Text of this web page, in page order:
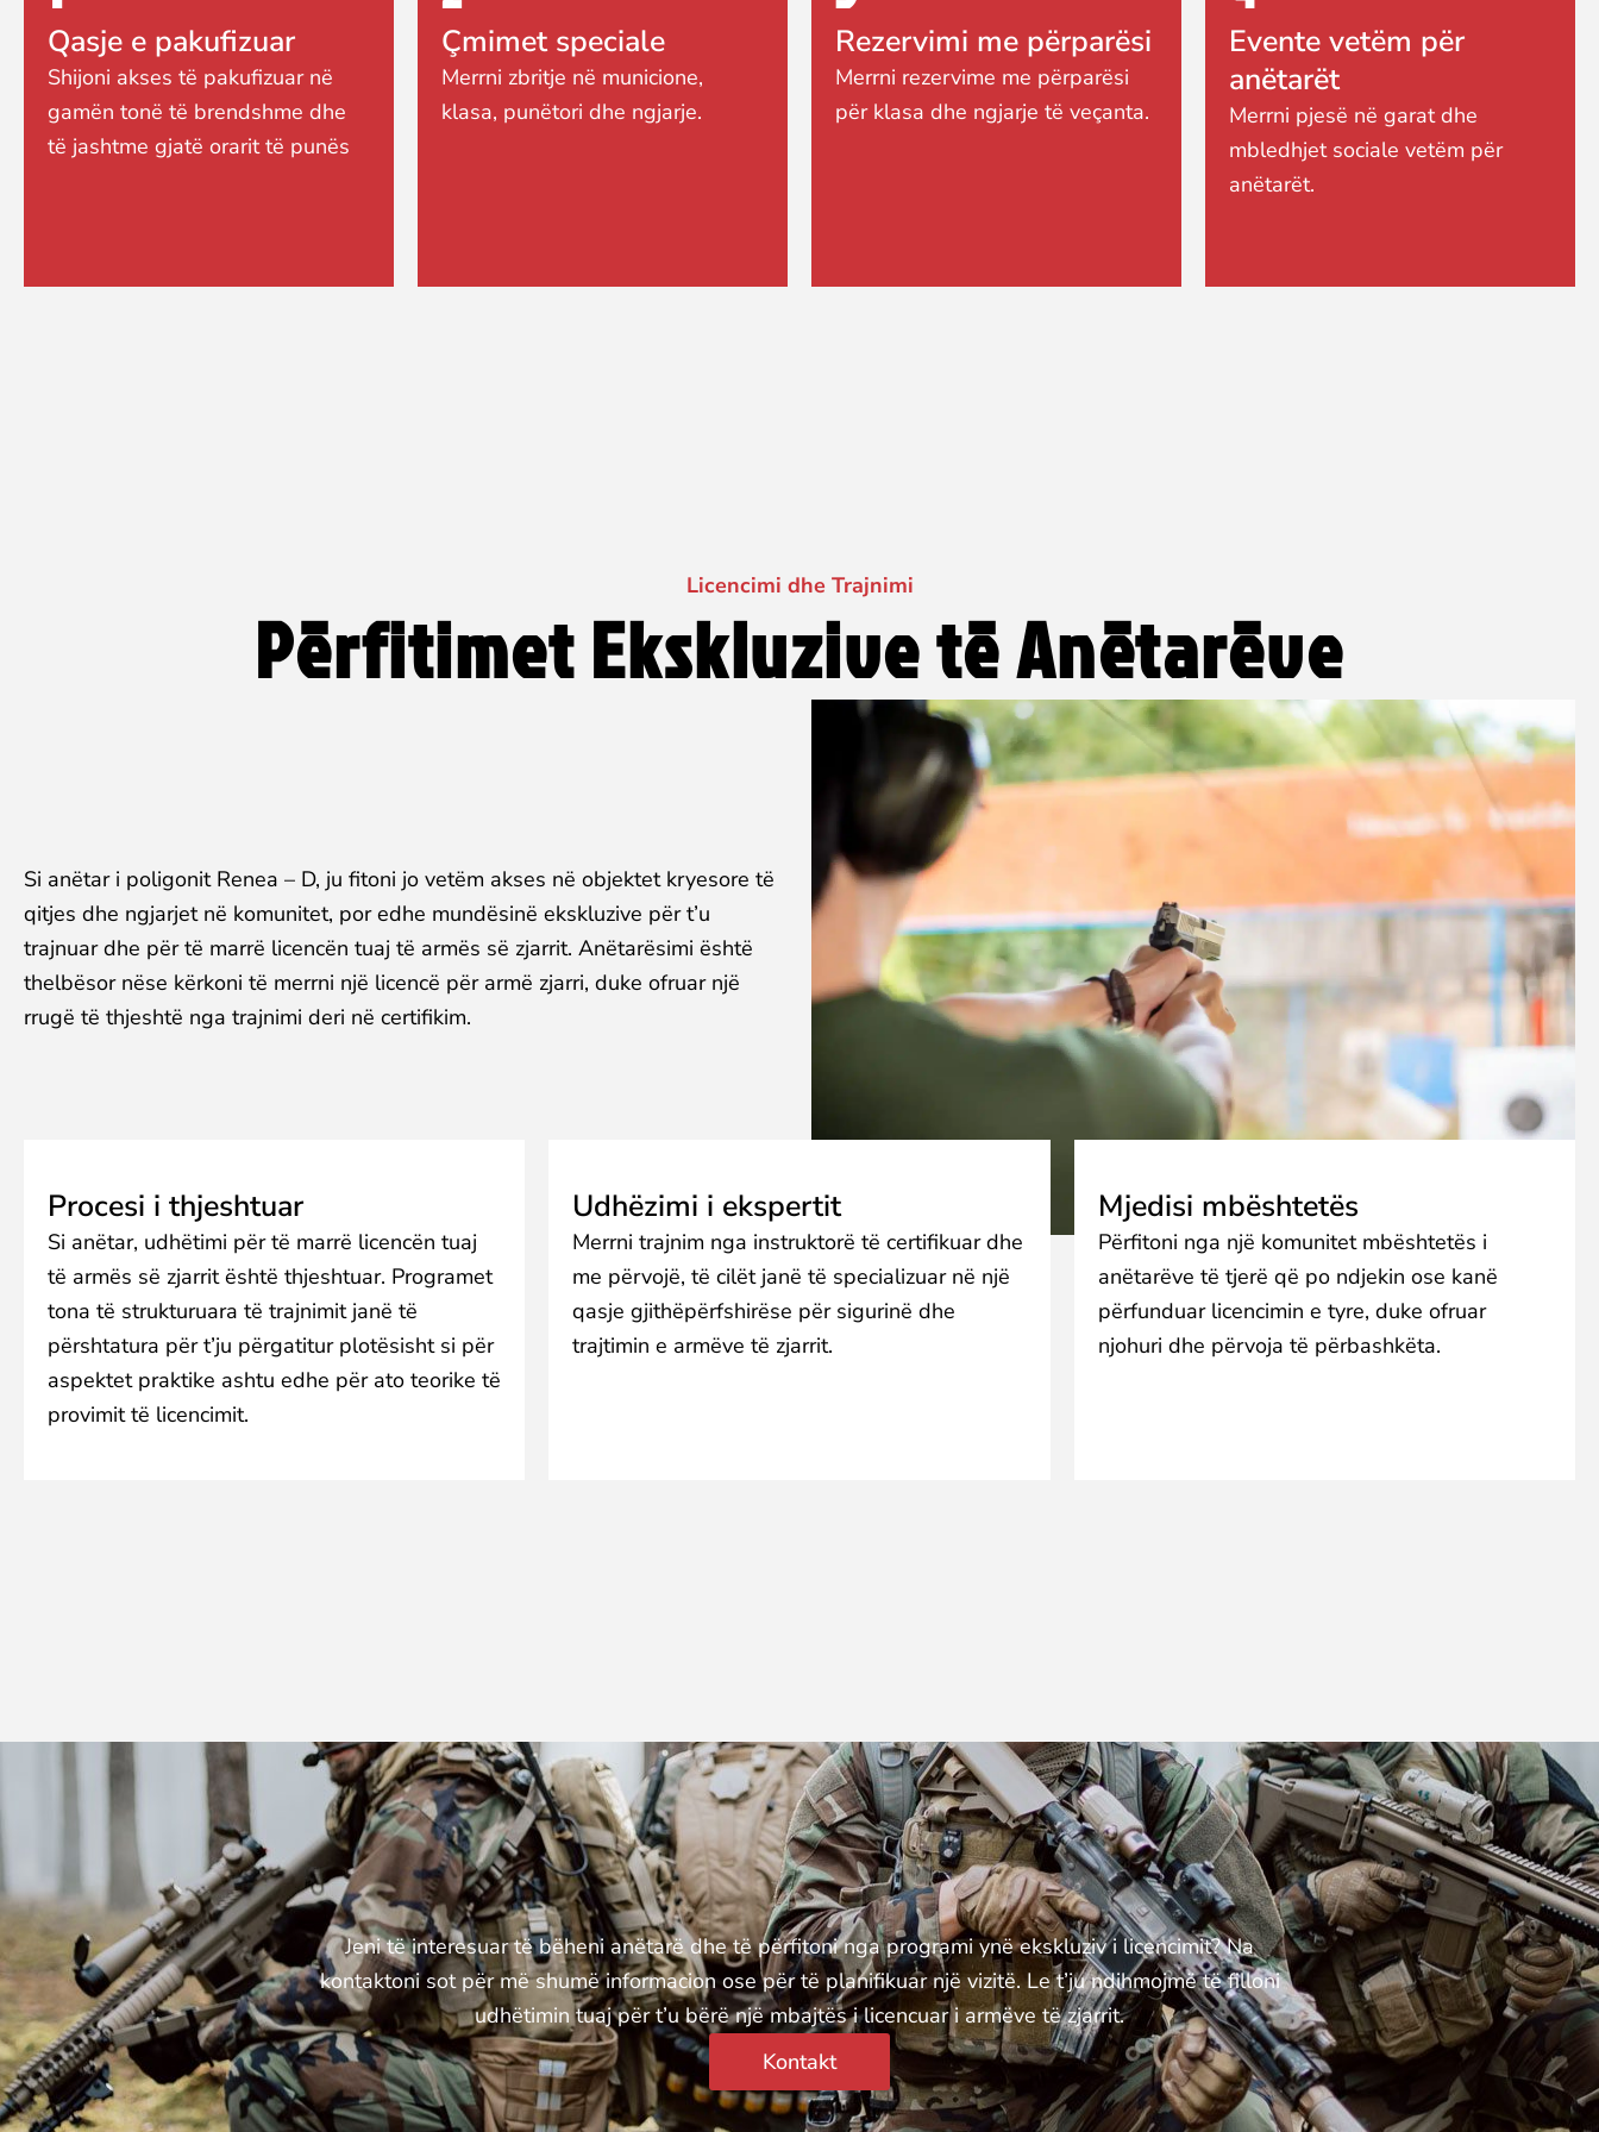
Qasje e pakufizuar
Shijoni akses të pakufizuar në
gamën tonë të brendshme dhe
të jashtme gjatë orarit të punës
Çmimet speciale
Merrni zbritje në municione,
klasa, punëtori dhe ngjarje.
Rezervimi me përparësi
Merrni rezervime me përparësi
për klasa dhe ngjarje të veçanta.
Evente vetëm për
anëtarët
Merrni pjesë në garat dhe
mbledhjet sociale vetëm për
anëtarët.
Licencimi dhe Trajnimi
Përfitimet Ekskluzive të Anëtarëve
Si anëtar i poligonit Renea – D, ju fitoni jo vetëm akses në objektet kryesore të
qitjes dhe ngjarjet në komunitet, por edhe mundësinë ekskluzive për t’u
trajnuar dhe për të marrë licencën tuaj të armës së zjarrit. Anëtarësimi është
thelbësor nëse kërkoni të merrni një licencë për armë zjarri, duke ofruar një
rrugë të thjeshtë nga trajnimi deri në certifikim.
Procesi i thjeshtuar
Si anëtar, udhëtimi për të marrë licencën tuaj
të armës së zjarrit është thjeshtuar. Programet
tona të strukturuara të trajnimit janë të
përshtatura për t’ju përgatitur plotësisht si për
aspektet praktike ashtu edhe për ato teorike të
provimit të licencimit.
Udhëzimi i ekspertit
Merrni trajnim nga instruktorë të certifikuar dhe
me përvojë, të cilët janë të specializuar në një
qasje gjithëpërfshirëse për sigurinë dhe
trajtimin e armëve të zjarrit.
Mjedisi mbështetës
Përfitoni nga një komunitet mbështetës i
anëtarëve të tjerë që po ndjekin ose kanë
përfunduar licencimin e tyre, duke ofruar
njohuri dhe përvoja të përbashkëta.
Jeni të interesuar të bëheni anëtarë dhe të përfitoni nga programi ynë ekskluziv i licencimit? Na
kontaktoni sot për më shumë informacion ose për të planifikuar një vizitë. Le t’ju ndihmojmë të filloni
udhëtimin tuaj për t’u bërë një mbajtës i licencuar i armëve të zjarrit.
Kontakt